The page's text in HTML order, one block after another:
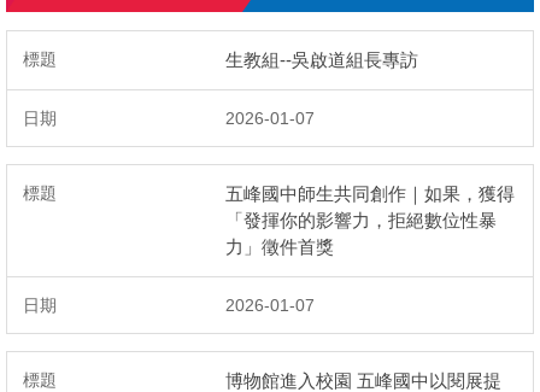
電話分機
會議記錄
生教組--吳啟道組長專訪
2026-01-07
五峰國中師生共同創作｜如果，獲得
「發揮你的影響力，拒絕數位性暴
力」徵件首獎
2026-01-07
博物館進入校園 五峰國中以閱展提